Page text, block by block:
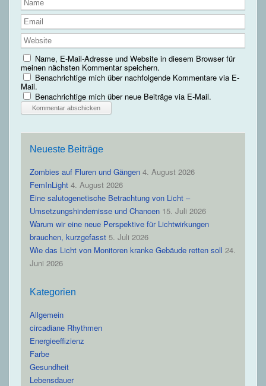
Name, E-Mail-Adresse und Website in diesem Browser für
meinen nächsten Kommentar speichern.
Benachrichtige mich über nachfolgende Kommentare via E-
Mail.
Benachrichtige mich über neue Beiträge via E-Mail.
Neueste Beiträge
Zombies auf Fluren und Gängen 4. August 2026
FemInLight 4. August 2026
Eine salutogenetische Betrachtung von Licht –
Umsetzungshindernisse und Chancen 15. Juli 2026
Warum wir eine neue Perspektive für Lichtwirkungen
brauchen, kurzgefasst 5. Juli 2026
Wie das Licht von Monitoren kranke Gebäude retten soll 24.
Juni 2026
Kategorien
Allgemein
circadiane Rhythmen
Energieeffizienz
Farbe
Gesundheit
Lebensdauer